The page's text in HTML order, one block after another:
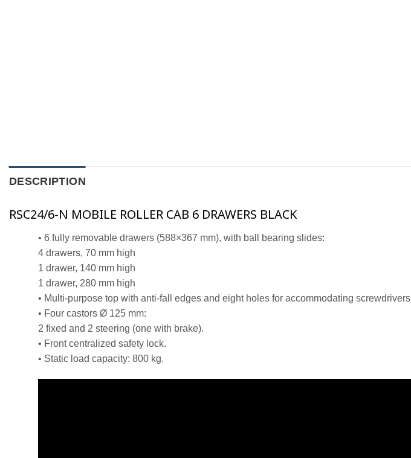
DESCRIPTION
RSC24/6-N MOBILE ROLLER CAB 6 DRAWERS BLACK
• 6 fully removable drawers (588×367 mm), with ball bearing slides:
4 drawers, 70 mm high
1 drawer, 140 mm high
1 drawer, 280 mm high
• Multi-purpose top with anti-fall edges and eight holes for accommodating screwdrivers
• Four castors Ø 125 mm:
2 fixed and 2 steering (one with brake).
• Front centralized safety lock.
• Static load capacity: 800 kg.